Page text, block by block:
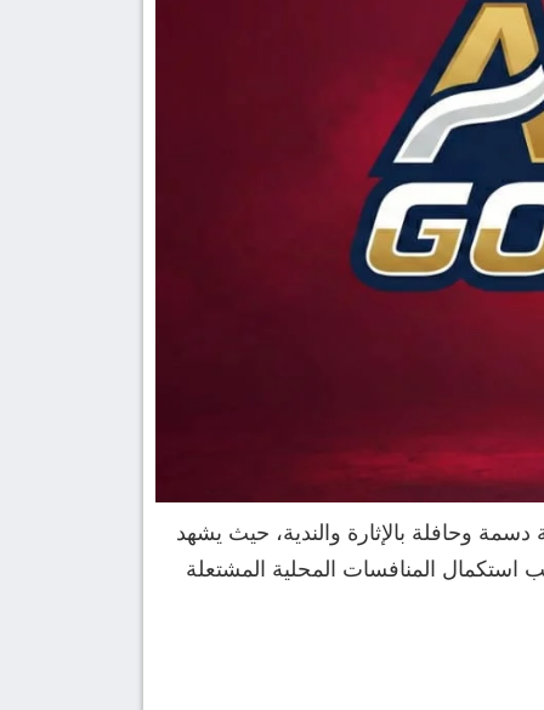
دسمة وحافلة بالإثارة والندية، حيث يشهد
استكمال المنافسات المحلية المشتعلة